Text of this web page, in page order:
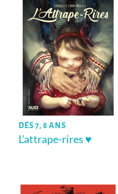
DÈS 7, 8 ANS
L’attrape-rires ♥